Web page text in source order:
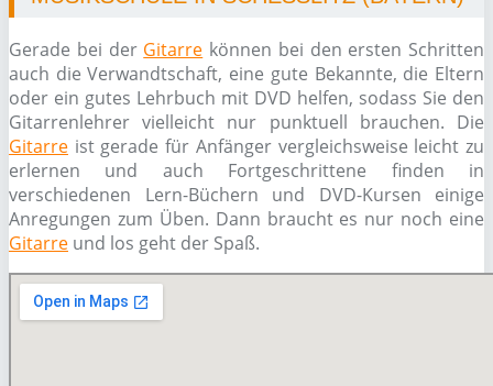
Gerade bei der Gitarre können bei den ersten Schritten
auch die Verwandtschaft, eine gute Bekannte, die Eltern
oder ein gutes Lehrbuch mit DVD helfen, sodass Sie den
Gitarrenlehrer vielleicht nur punktuell brauchen. Die
Gitarre ist gerade für Anfänger vergleichsweise leicht zu
erlernen und auch Fortgeschrittene finden in
verschiedenen Lern-Büchern und DVD-Kursen einige
Anregungen zum Üben. Dann braucht es nur noch eine
Gitarre und los geht der Spaß.